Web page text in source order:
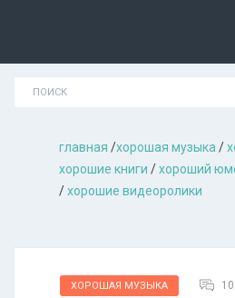
главная /хорошая музыкa /
хорошие книги /хороший
/хорошие видеоролики
ХОРОШАЯ МУЗЫКА 10